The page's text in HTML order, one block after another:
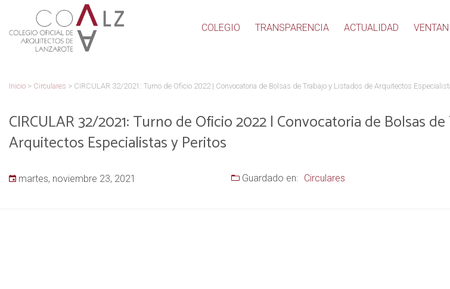
COLEGIO TRANSPARENCIA ACTUALIDAD
Inicio > Circulares > CIRCULAR 32/2021: Turno de Oficio 2022 | Convocatoria de Bolsas de Trabajo y Listados de Arquitectos
CIRCULAR 32/2021: Turno de Oficio 2022 | Convocatoria de Bolsas
Arquitectos Especialistas y Peritos
martes, noviembre 23, 2021 Guardado en: Circulares